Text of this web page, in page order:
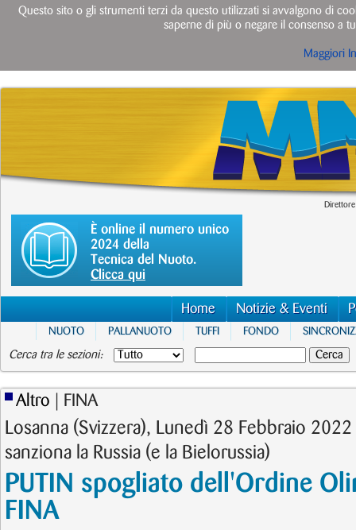
È online il numero unico
2024 della
Tecnica del Nuoto.
Clicca qui
Home Notizie & Eventi
NUOTO PALLANUOTO TUFFI FONDO
Cerca tra le sezioni:
Altro | FINA
Losanna (Svizzera), Lunedì 28 Febbraio
sanziona la Russia (e la Bielorussia)
PUTIN spogliato dell'Ordine
FINA
Questo sito o gli strumenti terzi da questo utilizzati si avvalgono di
saperne di più o negare il consenso a
Maggiori